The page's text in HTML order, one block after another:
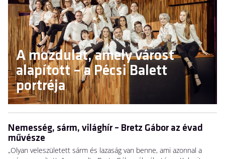
A mozdulat, amely várost
alapított – a Pécsi Balett
portréja
Nemesség, sárm, világhír – Bretz Gábor az évad
művésze
„Olyan veleszületett sárm és lazaság van benne, ami azonnal a